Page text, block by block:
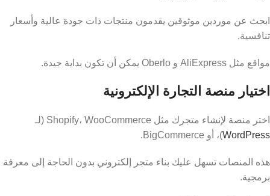
ابحث عن موردين موثوقين يقدمون منتجات ذات جودة عالية وأسعار
تنافسية.
مواقع مثل AliExpress و Oberlo يمكن أن تكون بداية جيدة.
اختيار منصة التجارة الإلكترونية
اختر منصة لإنشاء متجرك مثل Shopify، WooCommerce (لـ
WordPress)، أو BigCommerce.
هذه المنصات تسهل عليك بناء متجر إلكتروني بدون الحاجة إلى معرفة
برمجية.